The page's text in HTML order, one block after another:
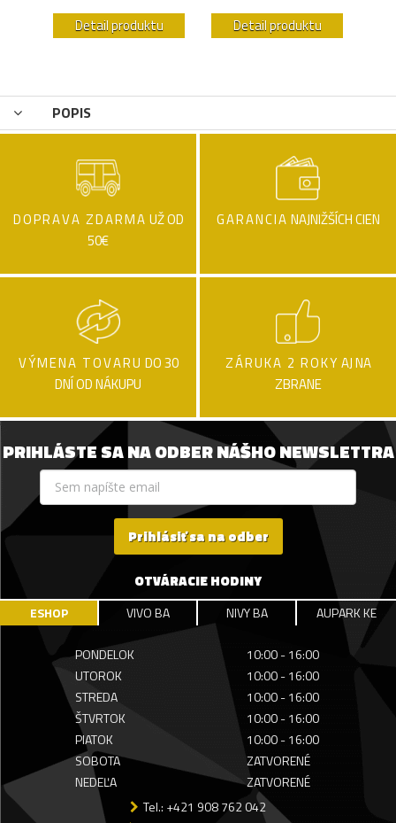
Detail produktu Detail produktu
POPIS
DOPRAVA ZDARMA UŽ OD
50€
GARANCIA NAJNIŽŠÍCH CIEN
VÝMENA TOVARU DO 30
DNÍ OD NÁKUPU
ZÁRUKA 2 ROKY AJ NA
ZBRANE
PRIHLÁSTE SA NA ODBER NÁŠHO NEWSLETTRA
Prihlásiť sa na odber
OTVÁRACIE HODINY
ESHOP VIVO BA NIVY BA AUPARK KE
PONDELOK
10:00 - 16:00
UTOROK
10:00 - 16:00
STREDA
10:00 - 16:00
ŠTVRTOK
10:00 - 16:00
PIATOK
10:00 - 16:00
SOBOTA
ZATVORENÉ
NEDEĽA
ZATVORENÉ
Tel.: +421 908 762 042